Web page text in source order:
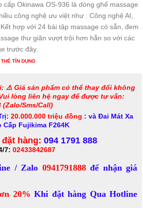
cấp Okinawa OS-936 là dòng ghế massage
công nghệ ưu việt như : Công nghệ AI,
hợp với 24 bài tập massage có sẵn, đem
thư giãn vượt trội hơn hẳn so với các
trước đây.
TÍN DỤNG
⚠️ Giá sản phẩm có thể thay đổi không
lòng liên hệ ngay để được tư vấn:
(Zalo/Sms/Call)
20.000.000 triệu đồng : và Đai Mát Xa
Cấp Fujikima F264K
hàng: 094 1791 888
7: 02433842687
/ Zalo 0941791888để nhận giá
20% Khi đặt hàng Qua Hotline